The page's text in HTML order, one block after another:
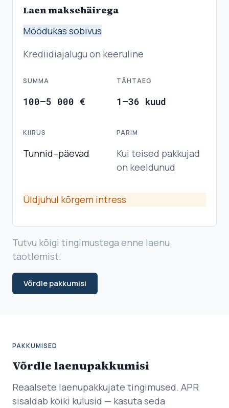
Laen maksehäirega
Mõõdukas sobivus
Krediidiajalugu on keeruline
SUMMA
100–5 000 €
TÄHTAEG
1–36 kuud
KIIRUS
Tunnid–päevad
PARIM
Kui teised pakkujad
on keeldunud
Üldjuhul kõrgem intress
Tutvu kõigi tingimustega enne laenu
taotlemist.
Võrdle pakkumisi
PAKKUMISED
Võrdle laenupakkumisi
Reaalsete laenupakkujate tingimused. APR
sisaldab kõiki kulusid — kasuta seda